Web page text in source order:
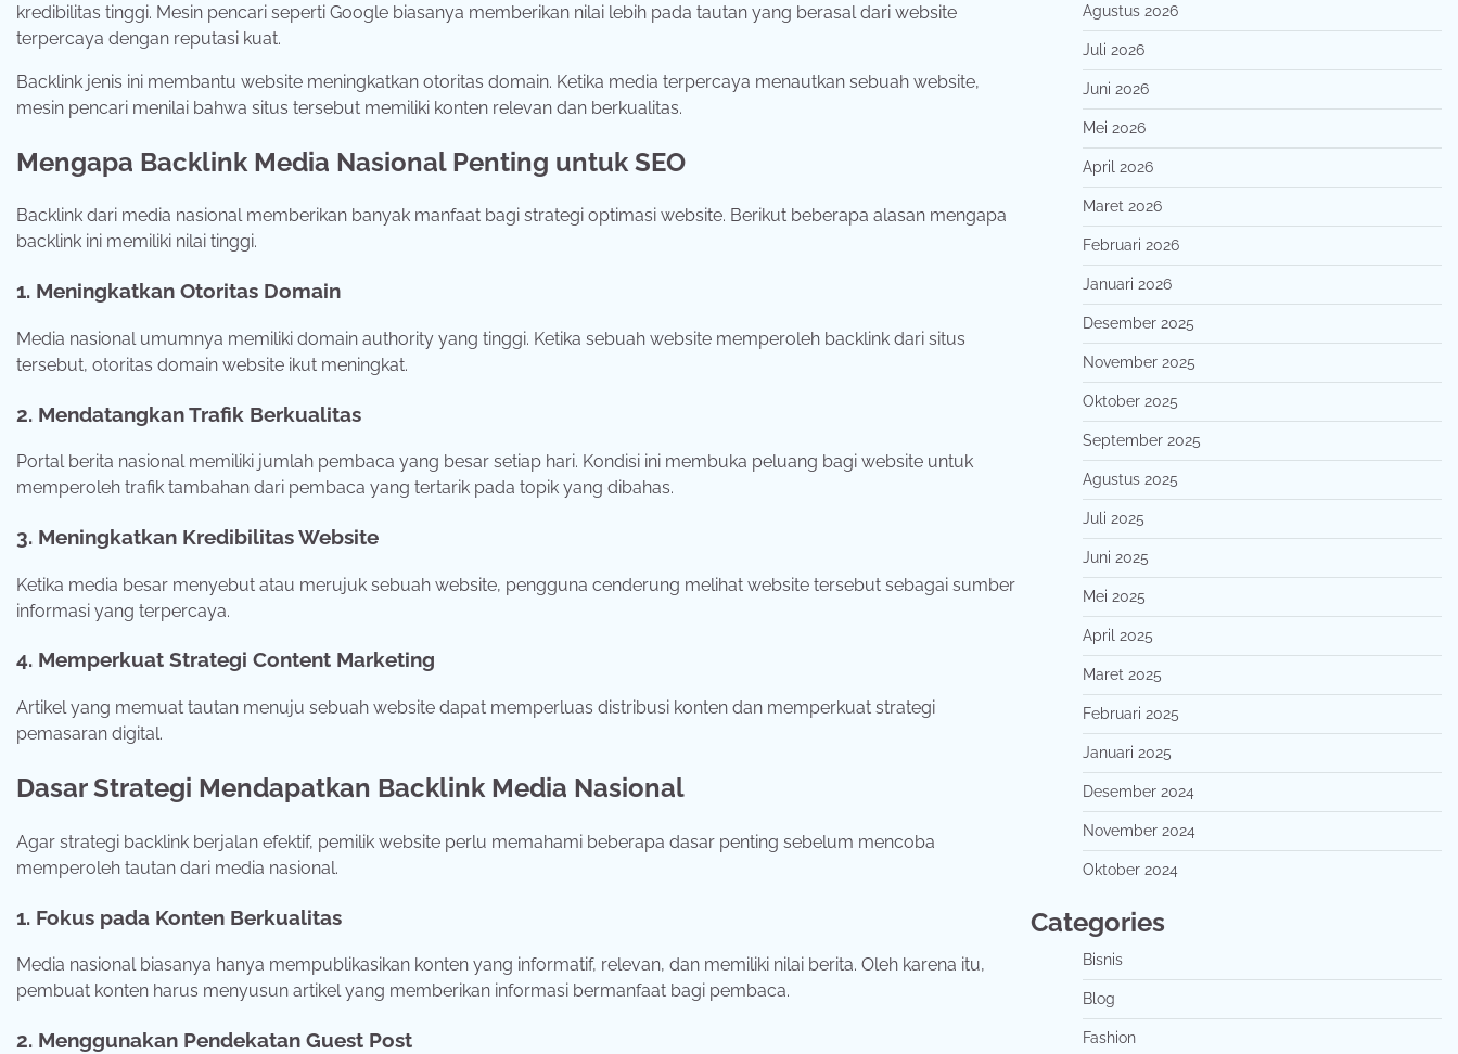
kredibilitas tinggi. Mesin pencari seperti Google biasanya memberikan nilai lebih pada tautan yang berasal dari website
terpercaya dengan reputasi kuat.
Backlink jenis ini membantu website meningkatkan otoritas domain. Ketika media terpercaya menautkan sebuah website,
mesin pencari menilai bahwa situs tersebut memiliki konten relevan dan berkualitas.
Mengapa Backlink Media Nasional Penting untuk SEO
Backlink dari media nasional memberikan banyak manfaat bagi strategi optimasi website. Berikut beberapa alasan mengapa
backlink ini memiliki nilai tinggi.
1. Meningkatkan Otoritas Domain
Media nasional umumnya memiliki domain authority yang tinggi. Ketika sebuah website memperoleh backlink dari situs
tersebut, otoritas domain website ikut meningkat.
2. MendatangkanTrafik Berkualitas
Portal berita nasional memiliki jumlah pembaca yang besar setiap hari. Kondisi ini membuka peluang bagi website untuk
memperoleh trafik tambahan dari pembaca yang tertarik pada topik yang dibahas.
3. Meningkatkan KredibilitasWebsite
Ketika media besar menyebut atau merujuk sebuah website, pengguna cenderung melihat website tersebut sebagai sumber
informasi yang terpercaya.
4. Memperkuat Strategi Content Marketing
Artikelyang memuat tautan menuju sebuah website dapat memperluas distribusi konten dan memperkuat strategi
pemasaran digital.
DasarStrategi Mendapatkan Backlink Media Nasional
Agar strategi backlink berjalan efektif, pemilik website perlu memahami beberapa dasar penting sebelum mencoba
memperoleh tautan dari media nasional.
1. Fokus pada Konten Berkualitas
Media nasional biasanya hanya mempublikasikan konten yang informatif, relevan, dan memiliki nilai berita. Oleh karena itu,
pembuat konten harus menyusun artikelyang memberikan informasi bermanfaat bagi pembaca.
2. Menggunakan Pendekatan Guest Post
Agustus 2026
Juli 2026
Juni 2026
Mei 2026
April 2026
Maret 2026
Februari 2026
Januari 2026
Desember 2025
November 2025
Oktober 2025
September 2025
Agustus 2025
Juli 2025
Juni 2025
Mei 2025
April 2025
Maret 2025
Februari 2025
Januari 2025
Desember 2024
November 2024
Oktober 2024
Categories
Bisnis
Blog
Fashion